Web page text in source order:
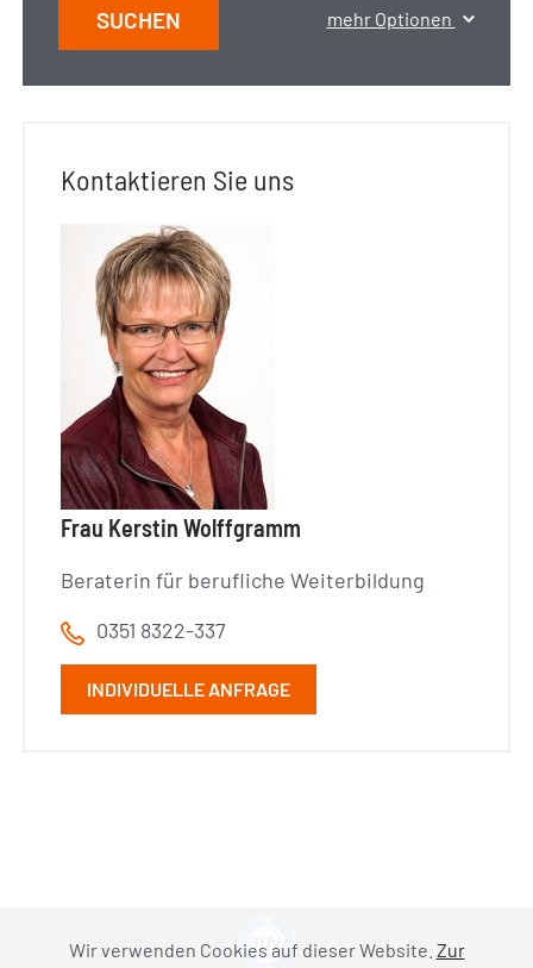
Wir verwenden Cookies auf dieser Website. Zur
SUCHEN mehr Optionen
Kontaktieren Sie uns
Frau Kerstin Wolffgramm
Beraterin für berufliche Weiterbildung
0351 8322-337
INDIVIDUELLE ANFRAGE